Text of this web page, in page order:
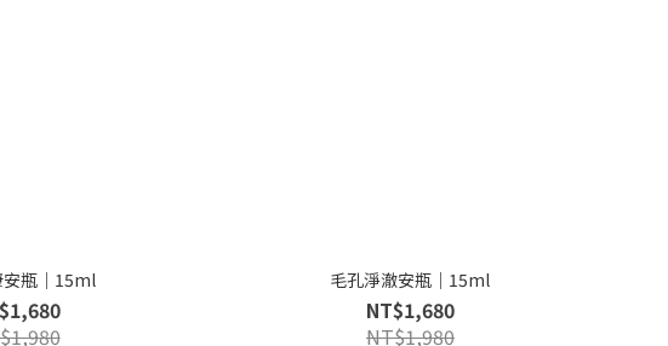
安瓶｜15ml 毛孔淨澈安瓶｜15ml
NT$1,680
NT$1,980